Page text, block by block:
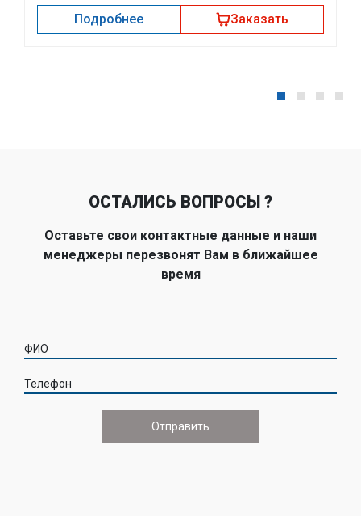
Подробнее Заказать
ОСТАЛИСЬ ВОПРОСЫ ?
Оставьте свои контактные данные и наши
менеджеры перезвонят Вам в ближайшее
время
ФИО
Телефон